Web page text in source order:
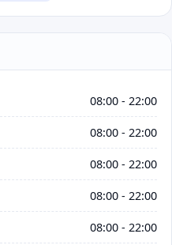
08:00 - 22:00
08:00 - 22:00
08:00 - 22:00
08:00 - 22:00
08:00 - 22:00